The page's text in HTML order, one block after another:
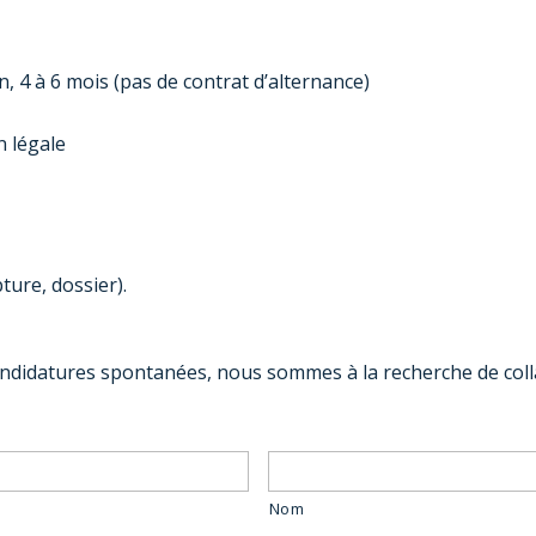
à 6 mois (pas de contrat d’alternance)
légale
dossier).
spontanées, nous sommes à la recherche de
Nom